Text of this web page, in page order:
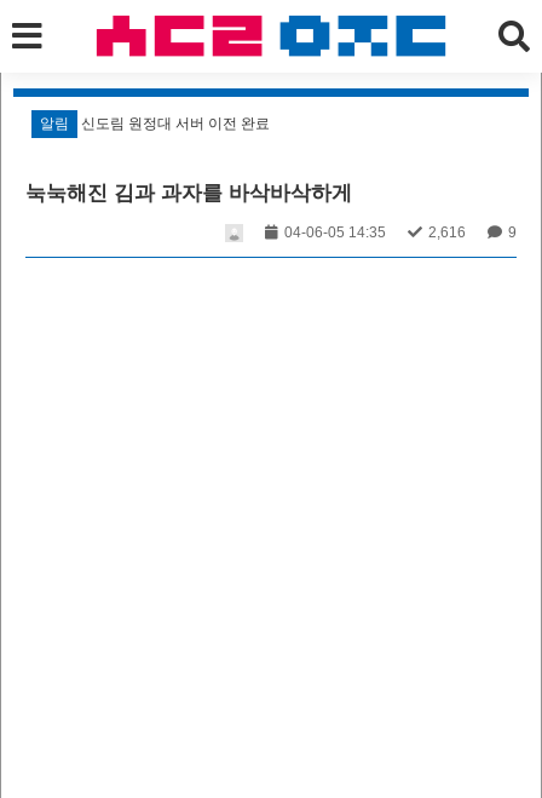
알림 신도림 원정대 서버 이전 완료
눅눅해진 김과 과자를 바삭바삭하게
04-06-05 14:35 2,616 9